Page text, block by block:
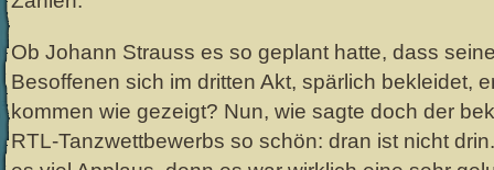
Ob Johann Strauss es so geplant hatte, dass
Besoffenen sich im dritten Akt, spärlich bekleidet,
kommen wie gezeigt? Nun, wie sagte doch der
RTL-Tanzwettbewerbs so schön: dran ist nicht